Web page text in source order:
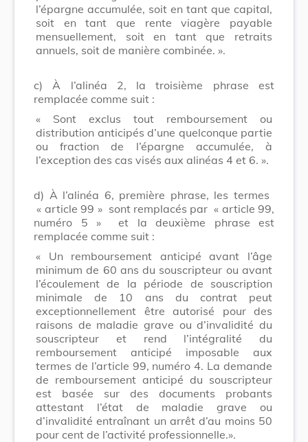
l’épargne accumulée, soit en tant que capital,
soit en tant que rente viagère payable
mensuellement, soit en tant que retraits
annuels, soit de manière combinée. ».
c) À l’alinéa 2, la troisième phrase est
remplacée comme suit :
« Sont exclus tout remboursement ou
distribution anticipés d’une quelconque partie
ou fraction de l’épargne accumulée, à
l’exception des cas visés aux alinéas 4 et 6. ».
d) À l’alinéa 6, première phrase, les termes
« article 99 » sont remplacés par « article 99,
numéro 5 »
et la deuxième phrase est
remplacée comme suit :
« Un remboursement anticipé avant l’âge
minimum de 60 ans du souscripteur ou avant
l’écoulement de la période de souscription
minimale de 10 ans du contrat peut
exceptionnellement être autorisé pour des
raisons de maladie grave ou d’invalidité du
souscripteur et rend l’intégralité du
remboursement anticipé imposable aux
termes de l’article 99, numéro 4. La demande
de remboursement anticipé du souscripteur
est basée sur des documents probants
attestant l’état de maladie grave ou
d’invalidité entraînant un arrêt d’au moins 50
pour cent de l’activité professionnelle.».